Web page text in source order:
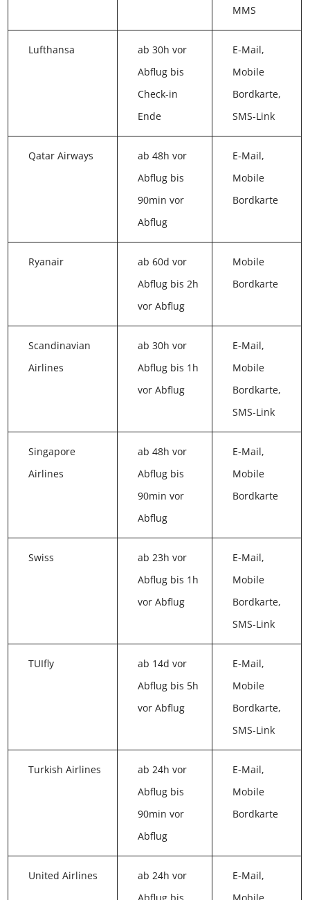
MMS
Lufthansa
ab 30h vor
Abflug bis
Check-in
Ende
E-Mail,
Mobile
Bordkarte,
SMS-Link
Qatar Airways
ab 48h vor
Abflug bis
90min vor
Abflug
E-Mail,
Mobile
Bordkarte
Ryanair
ab 60d vor
Abflug bis 2h
vor Abflug
Mobile
Bordkarte
Scandinavian
Airlines
ab 30h vor
Abflug bis 1h
vor Abflug
E-Mail,
Mobile
Bordkarte,
SMS-Link
Singapore
Airlines
ab 48h vor
Abflug bis
90min vor
Abflug
E-Mail,
Mobile
Bordkarte
Swiss
ab 23h vor
Abflug bis 1h
vor Abflug
E-Mail,
Mobile
Bordkarte,
SMS-Link
TUIfly
ab 14d vor
Abflug bis 5h
vor Abflug
E-Mail,
Mobile
Bordkarte,
SMS-Link
Turkish Airlines
ab 24h vor
Abflug bis
90min vor
Abflug
E-Mail,
Mobile
Bordkarte
United Airlines
ab 24h vor
E-Mail,